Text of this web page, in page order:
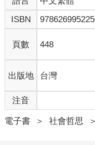
的人工流產經驗，因為每
人工流產，幾乎都收錄在
的，還有致命的；雖千萬
於人──的；為了找回自我
劇，也有的像是諷刺的喜
一顆酪梨打算要墮胎。葡
肯定不是。
在〈早孕驗孕棒〉裡，
ISBN
頁數 448
出版地 台灣
注音
電子書 ＞ 社會哲思 ＞